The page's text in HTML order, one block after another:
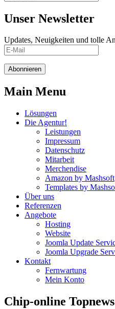
Unser Newsletter
Updates, Neuigkeiten und tolle
Abonnieren
Main Menu
Lösungen
Die Agentur!
Leistungen
Impressum
Datenschutz
Mitarbeit
Merchendise
Amazon by Mashsoft
Templates by
Über uns
Referenzen
Angebote
Hosting
Website
Joomla Update
Joomla Upgrade
Kontakt
Fernwartung
Mein Konto
Chip-online Topnews